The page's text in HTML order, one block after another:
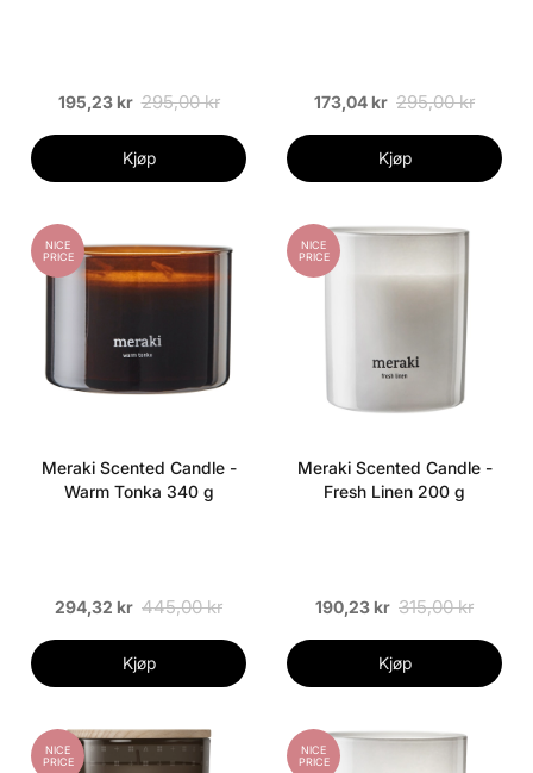
195,23 kr 295,00 kr
Kjøp
173,04 kr 295,00 kr
Kjøp
NICE
PRICE
Meraki Scented Candle -
Warm Tonka 340 g
294,32 kr 445,00 kr
Kjøp
NICE
PRICE
Meraki Scented Candle -
Fresh Linen 200 g
190,23 kr 315,00 kr
Kjøp
NICE
PRICE
NICE
PRICE